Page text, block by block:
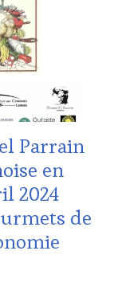
Parrain
en
2024
de